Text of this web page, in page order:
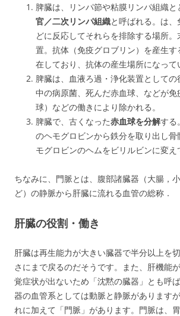
脾臓は、リンパ節や粘膜リンパ組織と
官／二次リンパ組織と呼ばれる。は
どに反応してそれらを排除する場所
置。抗体（免疫グロブリン）を産生
在しており、抗体の産生場所になって
脾臓は、血液ろ過・浄化装置として
中の病原菌、死んだ赤血球、などが免
球）などの働きにより除かれる。
脾臓で、古くなった赤血球を分解する
のヘモグロビンから鉄分を取り出し
モグロビンのヘムをビリルビンに変え
ちなみに、門脈とは、腹部諸臓器（大腸，
ど）の静脈から肝臓に流れる血管の総称．
肝臓の役割・働き
肝臓は再生能力が大きい臓器で半分以上を
さにまで戻るのだそうです。また、肝機能
覚症状が出ないため「沈黙の臓器」とも呼
器の血管系としては動脈と静脈があります
れに加えて「門脈」があります。門脈は、